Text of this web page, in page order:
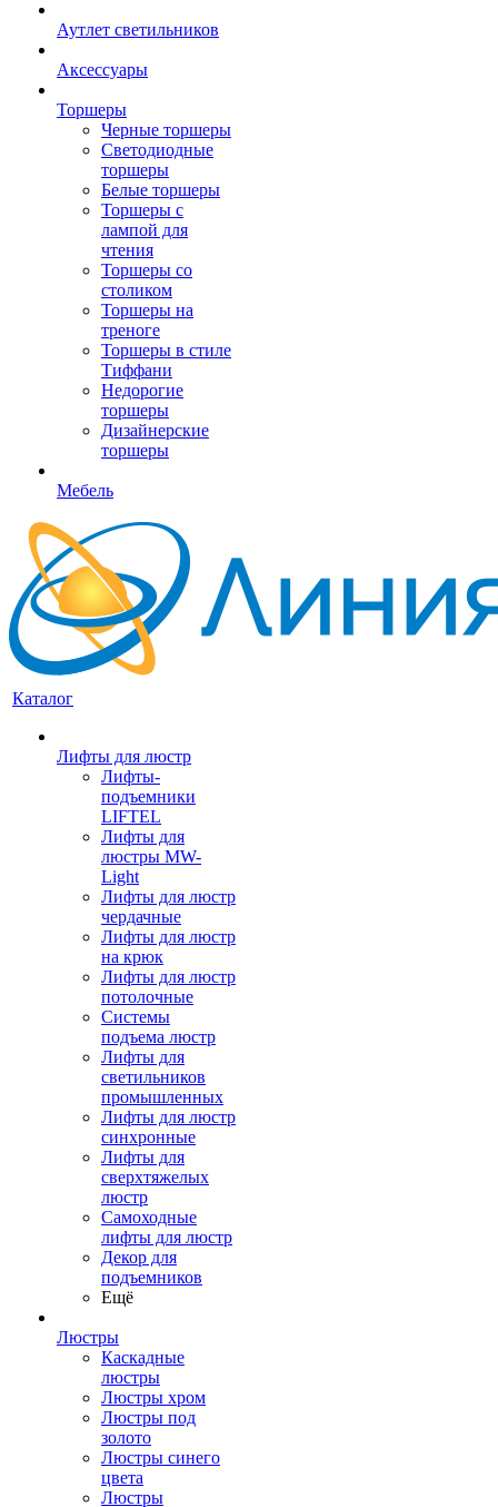
Аутлет светильников
Аксессуары
Торшеры
Черные торшеры
Светодиодные
торшеры
Белые торшеры
Торшеры с
лампой для
чтения
Торшеры со
столиком
Торшеры на
треноге
Торшеры в стиле
Тиффани
Недорогие
торшеры
Дизайнерские
торшеры
Мебель
Каталог
Лифты для люстр
Лифты-
подъемники
LIFTEL
Лифты для
люстры MW-
Light
Лифты для люстр
чердачные
Лифты для люстр
на крюк
Лифты для люстр
потолочные
Системы
подъема люстр
Лифты для
светильников
промышленных
Лифты для люстр
синхронные
Лифты для
сверхтяжелых
люстр
Самоходные
лифты для люстр
Декор для
подъемников
Ещё
Люстры
Каскадные
люстры
Люстры хром
Люстры под
золото
Люстры синего
цвета
Люстры